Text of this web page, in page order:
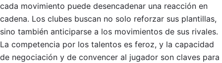
cada movimiento puede desencadenar una reacción en
cadena. Los clubes buscan no solo reforzar sus plantillas,
sino también anticiparse a los movimientos de sus rivales.
La competencia por los talentos es feroz, y la capacidad
de negociación y de convencer al jugador son claves para